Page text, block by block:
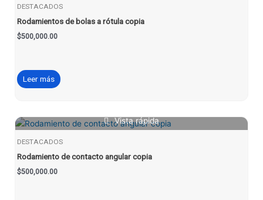
DESTACADOS
Rodamientos de bolas a rótula copia
$500,000.00
Leer más
Vista rápida
DESTACADOS
Rodamiento de contacto angular copia
$500,000.00